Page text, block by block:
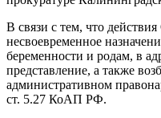
В связи с тем, что
несвоевременное
беременности и родам, в
представление, а также
административном
ст. 5.27 КоАП РФ.